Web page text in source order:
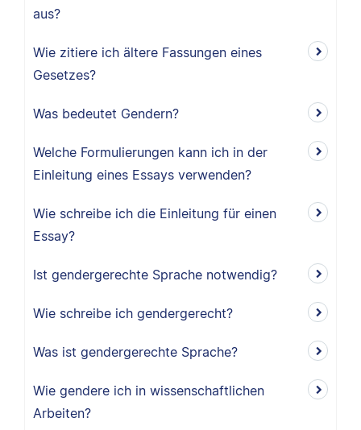
aus?
Wie zitiere ich ältere Fassungen eines
Gesetzes?
Was bedeutet Gendern?
Welche Formulierungen kann ich in der
Einleitung eines Essays verwenden?
Wie schreibe ich die Einleitung für einen
Essay?
Ist gendergerechte Sprache notwendig?
Wie schreibe ich gendergerecht?
Was ist gendergerechte Sprache?
Wie gendere ich in wissenschaftlichen
Arbeiten?